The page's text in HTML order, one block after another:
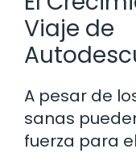
Viaje de
A pesar de
sanas
fuerza para